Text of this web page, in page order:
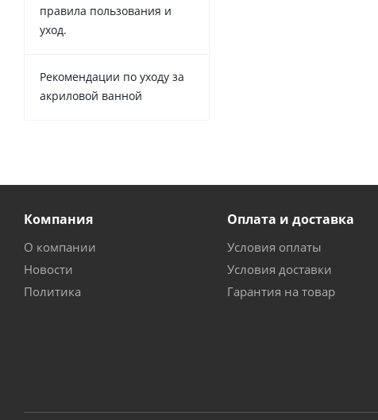
правила пользования и
уход.
Рекомендации по уходу за
акриловой ванной
Компания
О компании
Новости
Политика
Оплата и доставка
Условия оплаты
Условия доставки
Гарантия на товар